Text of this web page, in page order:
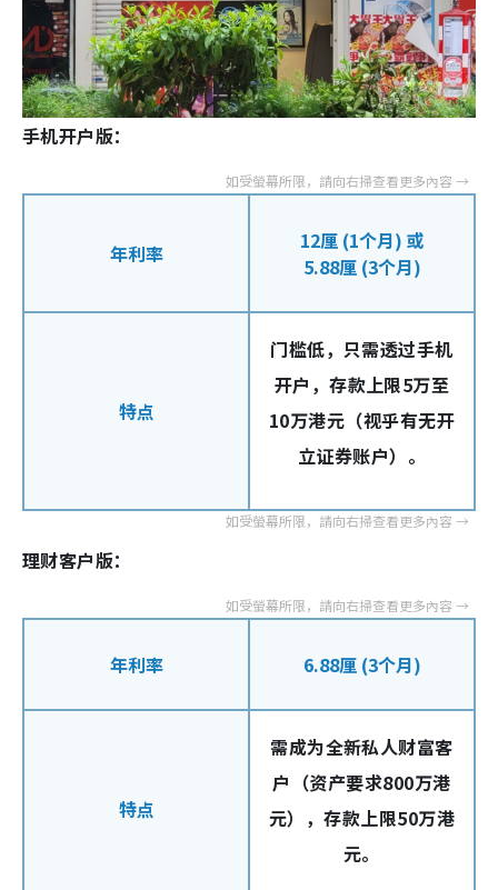
手机开户版：
年利率
12厘 (1个月) 或
5.88厘 (3个月)
特点
门槛低，只需透过手机
开户，存款上限5万至
10万港元（视乎有无开
立证券账户）。
理财客户版：
年利率 6.88厘 (3个月)
特点
需成为全新私人财富客
户（资产要求800万港
元），存款上限50万港
元。